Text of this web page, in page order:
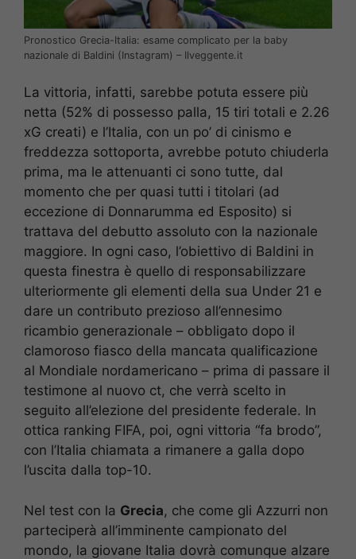
Pronostico Grecia-Italia: esame complicato per la baby
nazionale di Baldini (Instagram) – Ilveggente.it
La vittoria, infatti, sarebbe potuta essere più
netta (52% di possesso palla, 15 tiri totali e 2.26
xG creati) e l’Italia, con un po’ di cinismo e
freddezza sottoporta, avrebbe potuto chiuderla
prima, ma le attenuanti ci sono tutte, dal
momento che per quasi tutti i titolari (ad
eccezione di Donnarumma ed Esposito) si
trattava del debutto assoluto con la nazionale
maggiore. In ogni caso, l’obiettivo di Baldini in
questa finestra è quello di responsabilizzare
ulteriormente gli elementi della sua Under 21 e
dare un contributo prezioso all’ennesimo
ricambio generazionale – obbligato dopo il
clamoroso fiasco della mancata qualificazione
al Mondiale nordamericano – prima di passare il
testimone al nuovo ct, che verrà scelto in
seguito all’elezione del presidente federale. In
ottica ranking FIFA, poi, ogni vittoria “fa brodo”,
con l’Italia chiamata a rimanere a galla dopo
l’uscita dalla top-10.
Nel test con la Grecia, che come gli Azzurri non
parteciperà all’imminente campionato del
mondo, la giovane Italia dovrà comunque alzare